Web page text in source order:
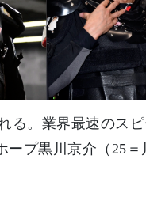
る。業界最速のス
ープ黒川京介（25